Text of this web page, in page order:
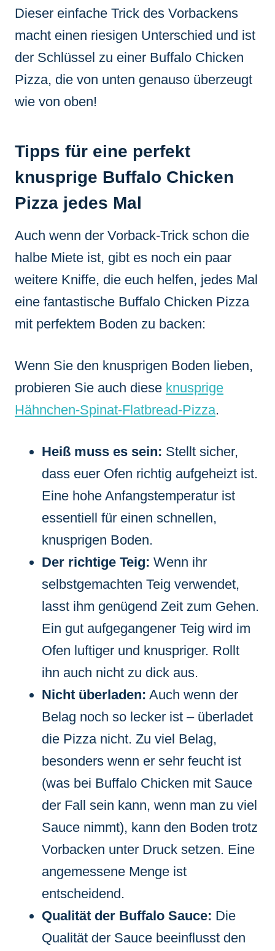
Dieser einfache Trick des Vorbackens
macht einen riesigen Unterschied und ist
der Schlüssel zu einer Buffalo Chicken
Pizza, die von unten genauso überzeugt
wie von oben!
Tipps für eine perfekt
knusprige Buffalo Chicken
Pizza jedes Mal
Auch wenn der Vorback-Trick schon die
halbe Miete ist, gibt es noch ein paar
weitere Kniffe, die euch helfen, jedes Mal
eine fantastische Buffalo Chicken Pizza
mit perfektem Boden zu backen:
Wenn Sie den knusprigen Boden lieben,
probieren Sie auch diese knusprige
Hähnchen-Spinat-Flatbread-Pizza.
Heiß muss es sein: Stellt sicher,
dass euer Ofen richtig aufgeheizt ist.
Eine hohe Anfangstemperatur ist
essentiell für einen schnellen,
knusprigen Boden.
Der richtige Teig: Wenn ihr
selbstgemachten Teig verwendet,
lasst ihm genügend Zeit zum Gehen.
Ein gut aufgegangener Teig wird im
Ofen luftiger und knuspriger. Rollt
ihn auch nicht zu dick aus.
Nicht überladen: Auch wenn der
Belag noch so lecker ist – überladet
die Pizza nicht. Zu viel Belag,
besonders wenn er sehr feucht ist
(was bei Buffalo Chicken mit Sauce
der Fall sein kann, wenn man zu viel
Sauce nimmt), kann den Boden trotz
Vorbacken unter Druck setzen. Eine
angemessene Menge ist
entscheidend.
Qualität der Buffalo Sauce: Die
Qualität der Sauce beeinflusst den